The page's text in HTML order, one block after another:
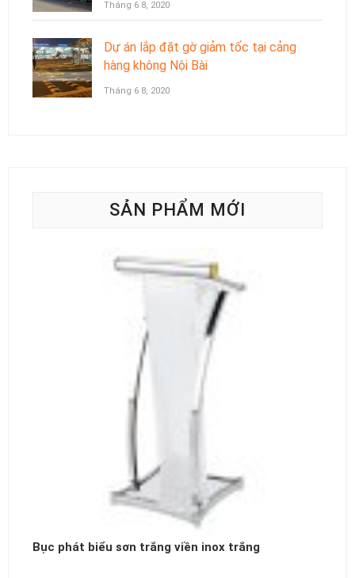
Tháng 6 8, 2020
Dự án lắp đặt gờ giảm tốc tại cảng
hàng không Nội Bài
Tháng 6 8, 2020
SẢN PHẨM MỚI
Bục phát biểu sơn trắng viền inox trắng